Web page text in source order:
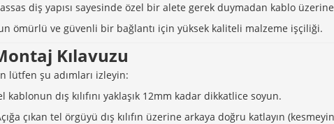
diş yapısı sayesinde özel bir alete gerek duymadan kablo
ömürlü ve güvenli bir bağlantı için yüksek kaliteli malzeme işçiliği.
Kılavuzu
lütfen şu adımları izleyin:
kablonun dış kılıfını yaklaşık 12mm kadar dikkatlice soyun.
çıkan tel örgüyü dış kılıfın üzerine arkaya doğru katlayın